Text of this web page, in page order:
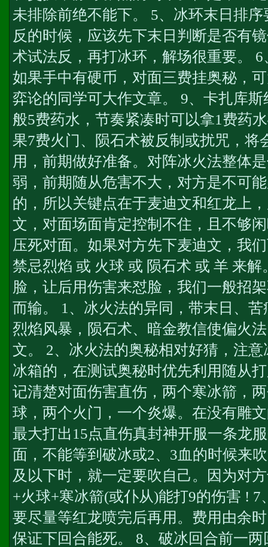
未排除前绝不能下。 5、冰环末日排
反的时候，应该先下末日判断是否有
术试法反，再打冰环，解场很重要。
如果手中有硬币，对面三费挂奥秘，
弈论的同学可大作文章。 9、卡扎库
般5费药水，节奏紧凑时可以拿1费药
果7费火门、陨石术被反制或扰咒，将
用，前期做好准备。对阵冰火法整体
弱，前期随从危害不大，对方是不可
的，所以关键点在于麦迪文和红龙上
文，对面场面肯定控制不住，且不够
压死对面。如果对方先下麦迪文，我
禁忌烈焰 或 火球 或 陨石术 或 羊 来
脸，让后用伤害来怼脸，我们一般招
而输。 1、冰火法的异同，带末日、
烈焰风暴，陨石术、暗金教信使偏火
文。 2、冰火法的奥秘相对好猜，注
冰箱的，在测试奥秘时优先利用随从
记清楚对面伤害直伤，两个寒冰箭，
球，两个火门，一个炎爆。在没有雕
最大打出15点直伤真封神开服一条龙
面，不能等到破冰或2、3血的时候来
及以下时，就一定要吹自己。因为对
+火球+寒冰箭(或仆从)能打9的伤害 !
要尽量等红龙喷完后再用。费用由余
保证下回合能死。 8、破冰回合前一